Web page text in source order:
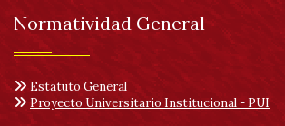
Normatividad General
Estatuto General
Proyecto Universitario Institucional - PUI